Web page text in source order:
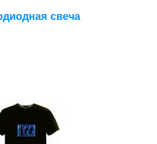
свеча